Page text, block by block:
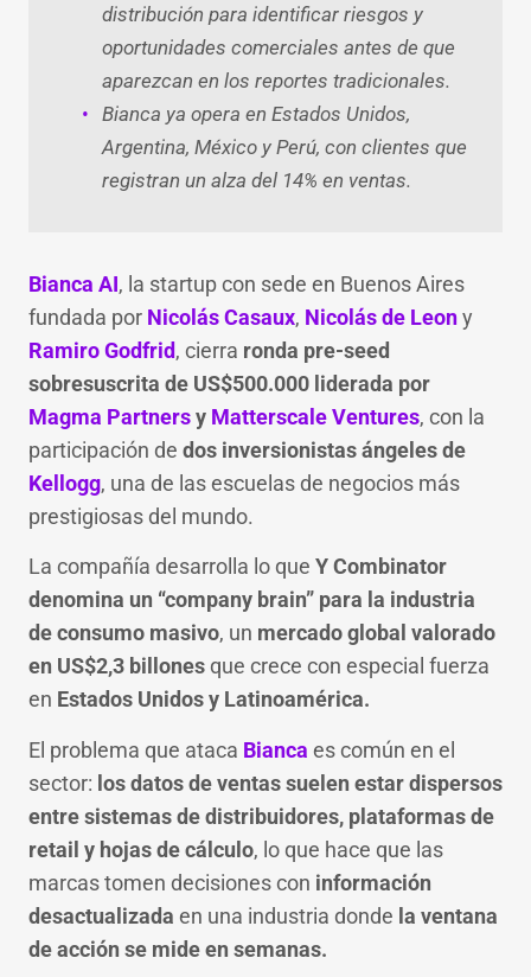
distribución para identificar riesgos y
oportunidades comerciales antes de que
aparezcan en los reportes tradicionales.
Bianca ya opera en Estados Unidos,
Argentina, México y Perú, con clientes que
registran un alza del 14% en ventas.
Bianca AI, la startup con sede en Buenos Aires
fundada por Nicolás Casaux, Nicolás de Leony
Ramiro Godfrid, cierra ronda pre-seed
sobresuscrita de US$500.000 liderada por
Magma Partnersy Matterscale Ventures, con la
participación de dos inversionistas ángeles de
Kellogg, una de las escuelas de negocios más
prestigiosas del mundo.
La compañía desarrolla lo que Y Combinator
denomina un “company brain” para la industria
de consumo masivo, un mercado global valorado
en US$2,3 billones que crece con especial fuerza
en Estados Unidos y Latinoamérica.
El problema que ataca Bianca es común en el
sector: los datos de ventas suelen estar dispersos
entre sistemas de distribuidores, plataformas de
retail y hojas de cálculo, lo que hace que las
marcas tomen decisiones con información
desactualizada en una industria donde la ventana
de acción se mide en semanas.